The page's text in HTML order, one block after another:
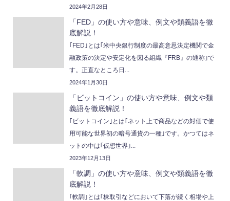
2024年2月28日
「FED」の使い方や意味、例文や類義語を徹
底解説！
｢FED｣とは｢米中央銀行制度の最高意思決定機関で金
融政策の決定や安定化を図る組織『FRB』の通称｣で
す。正直なところ日...
2024年1月30日
「ビットコイン」の使い方や意味、例文や類
義語を徹底解説！
｢ビットコイン｣とは｢ネット上で商品などの対価で使
用可能な世界初の暗号通貨の一種｣です。かつてはネ
ットの中は｢仮想世界｣...
2023年12月13日
「軟調」の使い方や意味、例文や類義語を徹
底解説！
｢軟調｣とは｢株取引などにおいて下落が続く相場や上